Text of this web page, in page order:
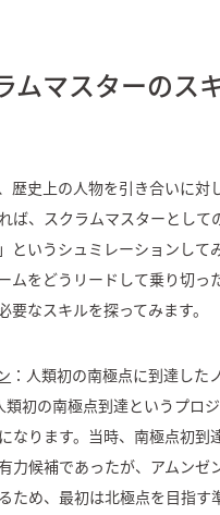
ムマスターのス
歴史上の人物を引き合いに対
ば、スクラムマスターとして
というシュミレーションして
ムをどうリードして乗り切っ
要なスキルを探ってみます。
：人類初の南極点に到達した
初の南極点到達というプロ
なります。当時、南極点初到
力候補であったが、アムンゼ
ため、最初は北極点を目指す